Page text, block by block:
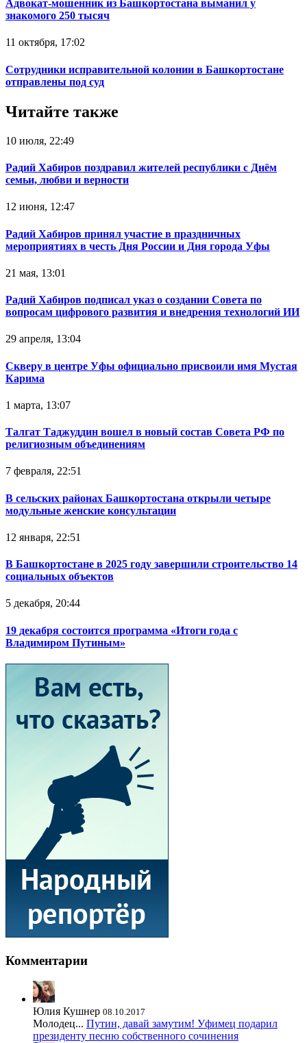
Адвокат-мошенник из Башкортостана выманил у
знакомого 250 тысяч
11 октября, 17:02
Сотрудники исправительной колонии в Башкортостане
отправлены под суд
Читайте также
10 июля, 22:49
Радий Хабиров поздравил жителей республики с Днём
семьи, любви и верности
12 июня, 12:47
Радий Хабиров принял участие в праздничных
мероприятиях в честь Дня России и Дня города Уфы
21 мая, 13:01
Радий Хабиров подписал указ о создании Совета по
вопросам цифрового развития и внедрения технологий ИИ
29 апреля, 13:04
Скверу в центре Уфы официально присвоили имя Мустая
Карима
1 марта, 13:07
Талгат Таджуддин вошел в новый состав Совета РФ по
религиозным объединениям
7 февраля, 22:51
В сельских районах Башкортостана открыли четыре
модульные женские консультации
12 января, 22:51
В Башкортостане в 2025 году завершили строительство 14
социальных объектов
5 декабря, 20:44
19 декабря состоится программа «Итоги года с
Владимиром Путиным»
Комментарии
Юлия Кушнер 08.10.2017
Молодец... Путин, давай замутим! Уфимец подарил
президенту песню собственного сочинения